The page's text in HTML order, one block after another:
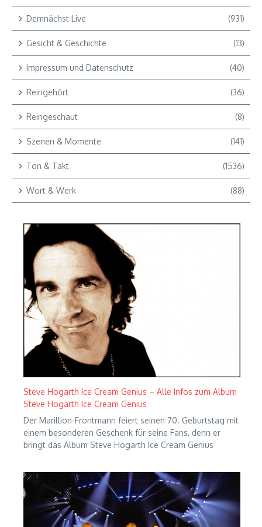
Demnächst Live (931)
Gesicht & Geschichte (13)
Impressum und Datenschutz (40)
Reingehört (36)
Reingeschaut (8)
Szenen & Momente (141)
Ton & Takt (1536)
Wort & Werk (88)
Steve Hogarth Ice Cream Genius – Alle Infos zum Album
Steve Hogarth Ice Cream Genius
Der Marillion-Frontmann feiert seinen 70. Geburtstag mit
einem besonderen Geschenk für seine Fans, denn er
bringt das Album Steve Hogarth Ice Cream Genius